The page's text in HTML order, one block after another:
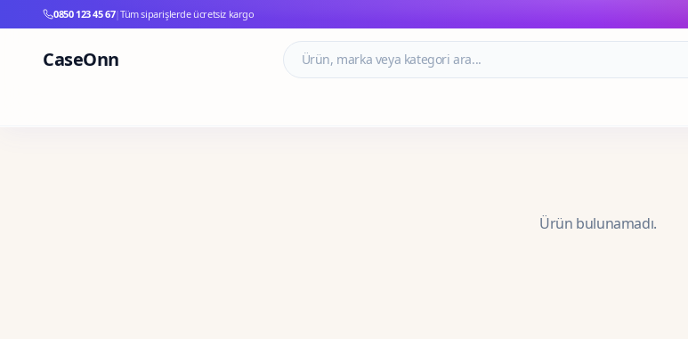
0850 123 45 67|Tüm siparişlerde ücretsiz kargo
CaseOnn
Ürün bulunamadı.